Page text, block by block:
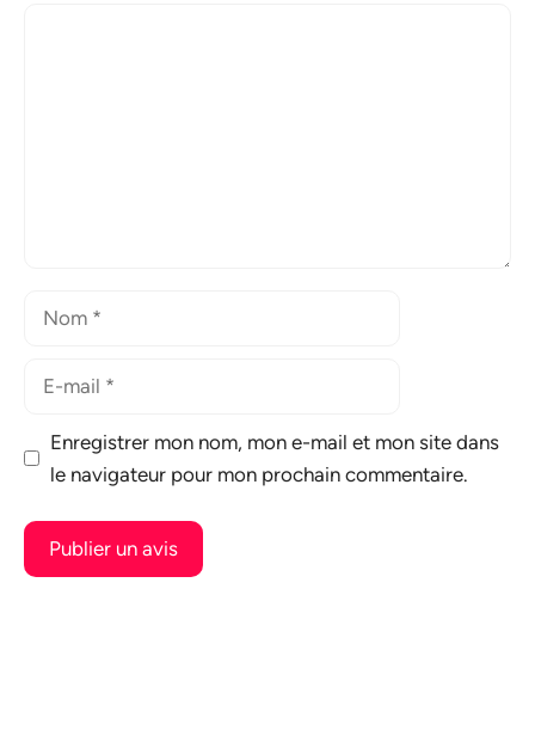
Enregistrer mon nom, mon e-mail et mon site dans
le navigateur pour mon prochain commentaire.